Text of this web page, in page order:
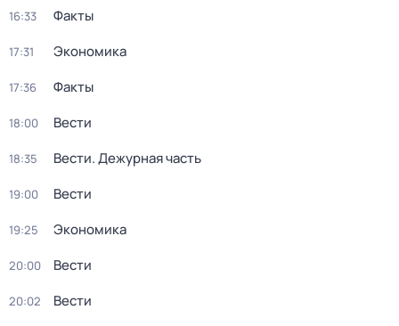
16:33 Факты
17:31 Экономика
17:36 Факты
18:00 Вести
18:35 Вести. Дежурная часть
19:00 Вести
19:25 Экономика
20:00 Вести
20:02 Вести